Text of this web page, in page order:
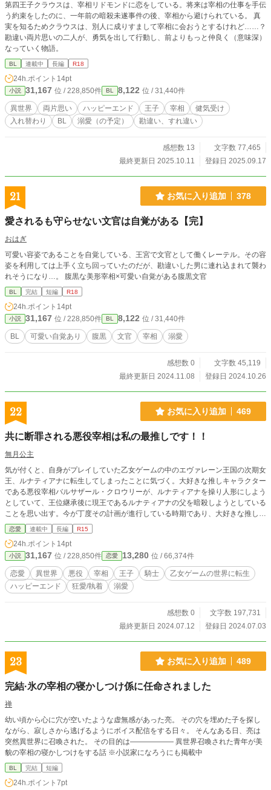
第四王子クラウスは、宰相リドモンドに恋をしている。将来は宰相の仕事を手伝
う約束をしたのに、一年前の暗殺未遂事件の後、宰相から避けられている。 真
実を知るためクラウスは、別人に成りすまして宰相に会おうとするけれど……？
勘違い両片思いの二人が、勇気を出して行動し、前よりもっと仲良く（意味深）
なっていく物語。
BL 連載中 長編 R18
24h.ポイント 14pt
小説 31,167 位 / 228,850件 BL 8,122 位 / 31,440件
異世界 両片思い ハッピーエンド 王子 宰相
健気受け
入れ替わり
BL 溺愛（の予定） 勘違い、すれ違い
感想数 13
文字数 77,465
最終更新日 2025.10.11
登録日 2025.09.17
21 お気に入り追加 378
愛されるも守らせない文官は自覚がある【完】
おはぎ
可愛い容姿であることを自覚している、王宮で文官として働くレーテル。その容
姿を利用しては上手く立ち回っていたのだが、勘違いした男に連れ込まれて襲わ
れそうになり…。 腹黒な美形宰相×可愛い自覚がある腹黒文官
BL 完結 短編 R18
24h.ポイント 14pt
小説 31,167 位 / 228,850件 BL 8,122 位 / 31,440件
BL 可愛い自覚あり 腹黒 文官 宰相 溺愛
感想数 0
文字数 45,119
最終更新日 2024.11.08
登録日 2024.10.26
22 お気に入り追加 469
共に断罪される悪役宰相は私の最推しです！！
無月公主
気が付くと、自身がプレイしていた乙女ゲームの中のエヴァレーン王国の次期女
王、ルナティアナに転生してしまったことに気づく。大好きな推しキャラクター
である悪役宰相バルサザール・クロウリーが、ルナティアナを操り人形にしよう
としていて、王位継承後に現王であるルナティアナの父を暗殺しようとしている
ことを思い出す。今が丁度その計画が進行している時期であり、大好きな推しの
手を止めるために行動を開始する。 そして！！あわよくば…推しを籠絡した
い！！！
恋愛 連載中 長編 R15
24h.ポイント 14pt
小説 31,167 位 / 228,850件 恋愛 13,280 位 / 66,374件
恋愛 異世界 悪役 宰相 王子 騎士
乙女ゲームの世界に転生
ハッピーエンド
狂愛/執着 溺愛
感想数 0
文字数 197,731
最終更新日 2024.07.12
登録日 2024.07.03
23 お気に入り追加 489
完結·氷の宰相の寝かしつけ係に任命されました
禅
幼い頃から心に穴が空いたような虚無感があった亮。 その穴を埋めた子を探し
ながら、寂しさから逃げるようにボイス配信をする日々。 そんなある日、亮は
突然異世界に召喚された。 その目的は―――――― 異世界召喚された青年が美
貌の宰相の寝かしつけをする話 ※小説家になろうにも掲載中
BL 完結 短編
24h.ポイント 7pt